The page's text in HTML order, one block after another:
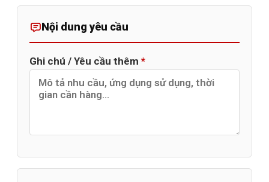
Nội dung yêu cầu
Ghi chú / Yêu cầu thêm *